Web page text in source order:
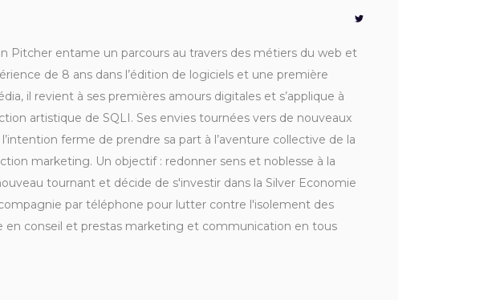
Pitcher entame un parcours au travers des métiers du web et
de 8 ans dans l’édition de logiciels et une première
il revient à ses premières amours digitales et s’applique à
artistique de SQLI. Ses envies tournées vers de nouveaux
ferme de prendre sa part à l’aventure collective de la
marketing. Un objectif : redonner sens et noblesse à la
tournant et décide de s'investir dans la Silver Economie
par téléphone pour lutter contre l'isolement des
conseil et prestas marketing et communication en tous